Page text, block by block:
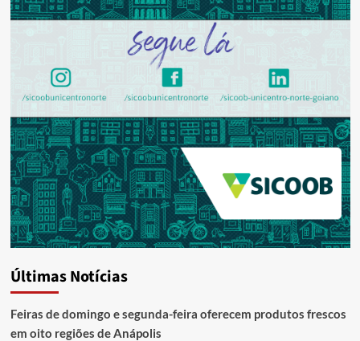
Últimas Notícias
Feiras de domingo e segunda-feira oferecem produtos frescos
em oito regiões de Anápolis